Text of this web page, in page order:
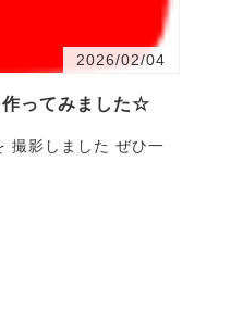
2026/02/04
作ってみました☆